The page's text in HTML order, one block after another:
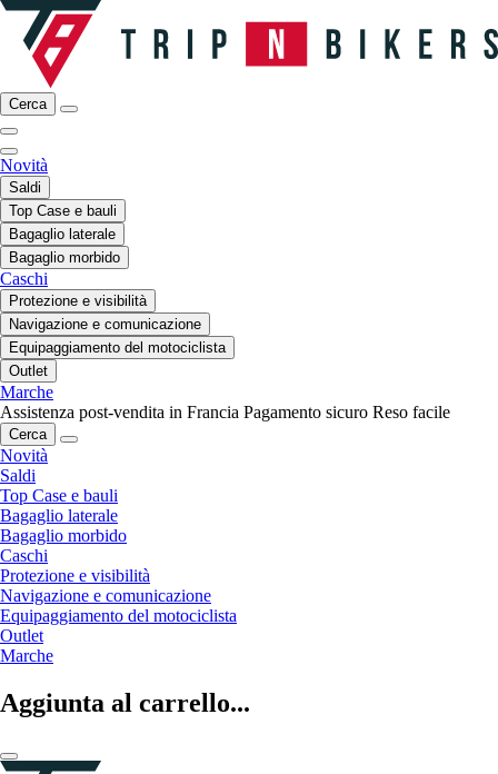
Cerca
Novità
Saldi
Top Case e bauli
Bagaglio laterale
Bagaglio morbido
Caschi
Protezione e visibilità
Navigazione e comunicazione
Equipaggiamento del motociclista
Outlet
Marche
Assistenza post-vendita in Francia Pagamento sicuro Reso facile
Cerca
Novità
Saldi
Top Case e bauli
Bagaglio laterale
Bagaglio morbido
Caschi
Protezione e visibilità
Navigazione e comunicazione
Equipaggiamento del motociclista
Outlet
Marche
Aggiunta al carrello...